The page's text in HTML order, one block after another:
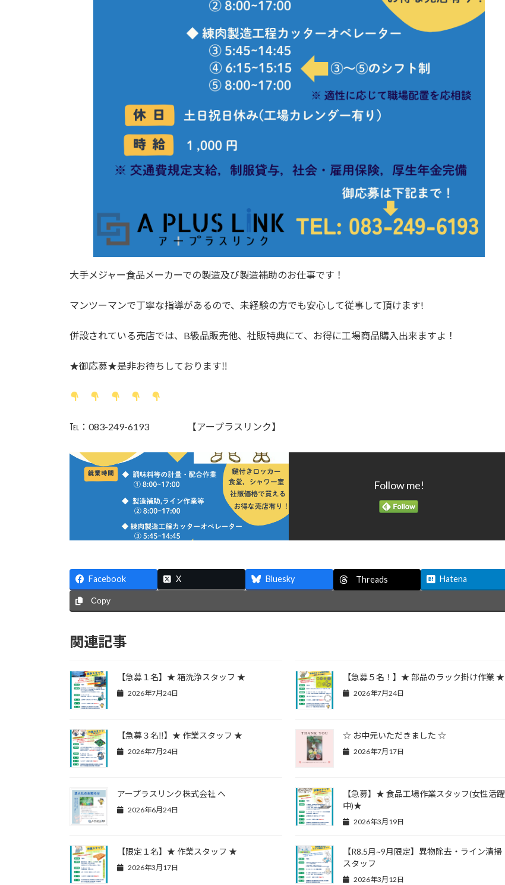
大手メジャー食品メーカーでの製造及び製造補助のお仕事です！
マンツーマンで丁寧な指導があるので、未経験の方でも安心して従事して頂けます!
併設されている売店では、B級品販売他、社販特典にて、お得に工場商品購入出来ますよ！
★御応募★是非お待ちしております‼
℡：083-249-6193 【アープラスリンク】
Follow me!
Facebook X Bluesky Threads Hatena
Copy
関連記事
【急募１名】★ 箱洗浄スタッフ ★
2026年7月24日
【急募５名！】★ 部品のラック掛け作業 ★
2026年7月24日
【急募３名‼】★ 作業スタッフ ★
2026年7月24日
☆ お中元いただきました ☆
2026年7月17日
アープラスリンク株式会社 へ
2026年6月24日
【急募】★ 食品工場作業スタッフ(女性活躍
中)★
2026年3月19日
【限定１名】★ 作業スタッフ ★
2026年3月17日
【R8.5月~9月限定】異物除去・ライン清掃
スタッフ
2026年3月12日